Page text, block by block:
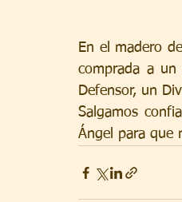
En el madero
comprada a un
Defensor, un
Salgamos
Ángel para que